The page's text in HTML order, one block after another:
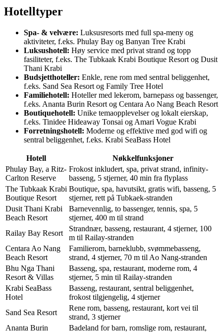
Hotelltyper
Spa- & velvære: Luksusresorts med full spa-meny og
aktiviteter, f.eks. Phulay Bay og Banyan Tree Krabi
Luksushotell: Høy service med privat strand og topp
fasiliteter, f.eks. The Tubkaak Krabi Boutique Resort og Dusit
Thani Krabi
Budsjetthoteller: Enkle, rene rom med sentral beliggenhet,
f.eks. Sand Sea Resort og Family Tree Hotel
Familiehotell: Hoteller med lekerom, barnepass og bassenger,
f.eks. Ananta Burin Resort og Centara Ao Nang Beach Resort
Boutiquehotell: Unike temaopplevelser og lokalt eierskap,
f.eks. Tinidee Hideaway Tonsai og Amari Vogue Krabi
Forretningshotell: Moderne og effektive med god wifi og
sentral beliggenhet, f.eks. Krabi SeaBass Hotel
Hotell
Nøkkelfunksjoner
Phulay Bay, a Ritz-
Carlton Reserve
Frokost inkludert, spa, privat strand, infinity-
basseng, 5 stjerner, 40 min fra flyplass
The Tubkaak Krabi
Boutique Resort
Boutique, spa, havutsikt, gratis wifi, basseng, 5
stjerner, rett på Tubkaek-stranden
Dusit Thani Krabi
Beach Resort
Barnevennlig, to bassenger, tennis, spa, 5
stjerner, 400 m til strand
Railay Bay Resort
Strandnær, basseng, restaurant, 4 stjerner, 100
m til Railay-stranden
Centara Ao Nang
Beach Resort
Familierom, barneklubb, svømmebasseng,
strand, 4 stjerner, 70 m til Ao Nang-stranden
Bhu Nga Thani
Resort & Villas
Basseng, spa, restaurant, moderne rom, 4
stjerner, 5 min til Railay-stranden
Krabi SeaBass
Hotel
Basseng, restaurant, sentral beliggenhet,
frokost tilgjengelig, 4 stjerner
Sand Sea Resort
Rene rom, basseng, restaurant, kort vei til
strand, 3 stjerner
Ananta Burin
Badeland for barn, romslige rom, restaurant,